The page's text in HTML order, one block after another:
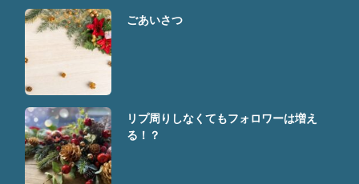
ごあいさつ
リプ周りしなくてもフォロワーは増え
る！？